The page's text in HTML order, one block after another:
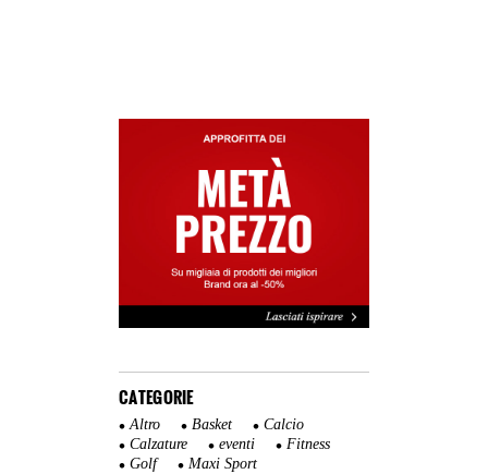
CATEGORIE
Altro Basket
Calcio
Calzature
eventi
Fitness
Golf
Maxi Sport